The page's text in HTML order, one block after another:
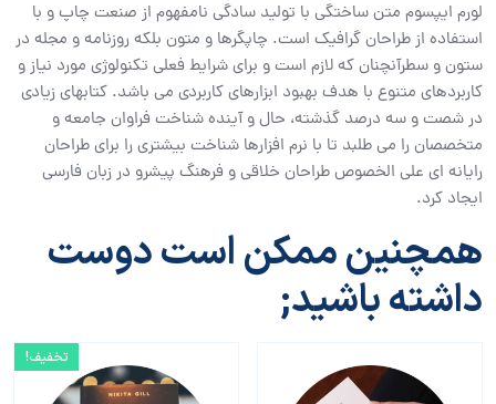
لورم ایپسوم متن ساختگی با تولید سادگی نامفهوم از صنعت چاپ و با
استفاده از طراحان گرافیک است. چاپگرها و متون بلکه روزنامه و مجله در
ستون و سطرآنچنان که لازم است و برای شرایط فعلی تکنولوژی مورد نیاز و
کاربردهای متنوع با هدف بهبود ابزارهای کاربردی می باشد. کتابهای زیادی
در شصت و سه درصد گذشته، حال و آینده شناخت فراوان جامعه و
متخصصان را می طلبد تا با نرم افزارها شناخت بیشتری را برای طراحان
رایانه ای علی الخصوص طراحان خلاقی و فرهنگ پیشرو در زبان فارسی
ایجاد کرد.
همچنین ممکن است دوست
داشته باشید;
تخفیف!